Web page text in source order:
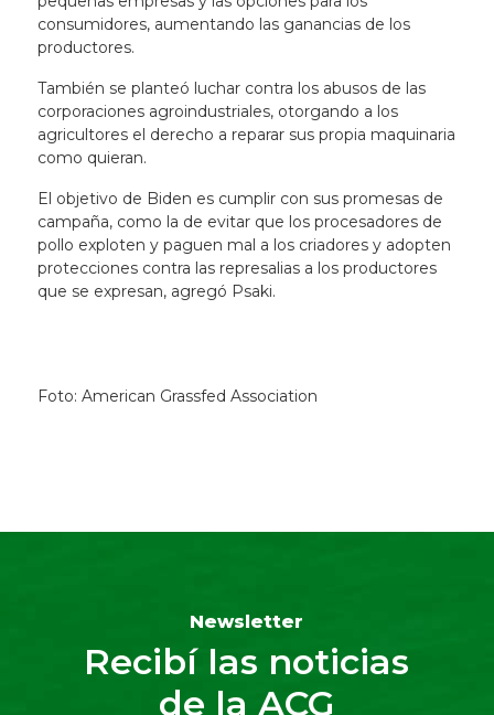
consumidores, aumentando las ganancias de los
productores.
También se planteó luchar contra los abusos de las
corporaciones agroindustriales, otorgando a los
agricultores el derecho a reparar sus propia maquinaria
como quieran.
El objetivo de Biden es cumplir con sus promesas de
campaña, como la de evitar que los procesadores de
pollo exploten y paguen mal a los criadores y adopten
protecciones contra las represalias a los productores
que se expresan, agregó Psaki.
Foto: American Grassfed Association
Newsletter
Recibí las noticias
de la ACG